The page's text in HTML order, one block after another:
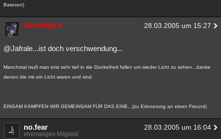
Bateson)
absimiljard 28.03.2005 um 15:27
@Jafrale...ist doch verschwendung...
Manchmal muß man erst sehr tief in die Dunkelheit fallen um wieder Licht zu sehen...danke
denen die mir ein Licht waren und sind
EINSAM KÄMPFEN WIR GEMEINSAM FÜR DAS EINE...(zu Erinnerung an einen Freund)
no.fear 28.03.2005 um 16:04
ehemaliges Mitglied